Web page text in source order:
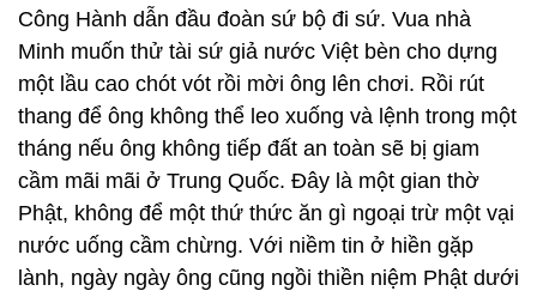
Công Hành dẫn đầu đoàn sứ bộ đi sứ. Vua nhà
Minh muốn thử tài sứ giả nước Việt bèn cho dựng
một lầu cao chót vót rồi mời ông lên chơi. Rồi rút
thang để ông không thể leo xuống và lệnh trong một
tháng nếu ông không tiếp đất an toàn sẽ bị giam
cầm mãi mãi ở Trung Quốc. Đây là một gian thờ
Phật, không để một thứ thức ăn gì ngoại trừ một vại
nước uống cầm chừng. Với niềm tin ở hiền gặp
lành, ngày ngày ông cũng ngồi thiền niệm Phật dưới